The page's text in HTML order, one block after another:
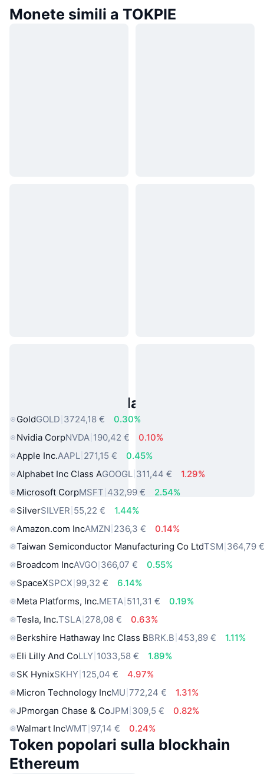
Monete simili a TOKPIE
Asset reali popolari
GoldGOLD 3724,18 €
0.30%
Nvidia CorpNVDA 190,42 €
0.10%
Apple Inc.AAPL 271,15 €
0.45%
Alphabet Inc Class AGOOGL 311,44 €
1.29%
Microsoft CorpMSFT 432,99 €
2.54%
SilverSILVER 55,22 €
1.44%
Amazon.com IncAMZN 236,3 €
0.14%
Taiwan Semiconductor Manufacturing Co LtdTSM 364,79
Broadcom IncAVGO 366,07 €
0.55%
SpaceXSPCX 99,32 €
6.14%
Meta Platforms, Inc.META 511,31 €
0.19%
Tesla, Inc.TSLA 278,08 €
0.63%
Berkshire Hathaway Inc Class BBRK.B 453,89 €
1.11%
Eli Lilly And CoLLY 1033,58 €
1.89%
SK HynixSKHY 125,04 €
4.97%
Micron Technology IncMU 772,24 €
1.31%
JPmorgan Chase & CoJPM 309,5 €
0.82%
Walmart IncWMT 97,14 € 0.24%
Token popolari sulla blockhain
Ethereum